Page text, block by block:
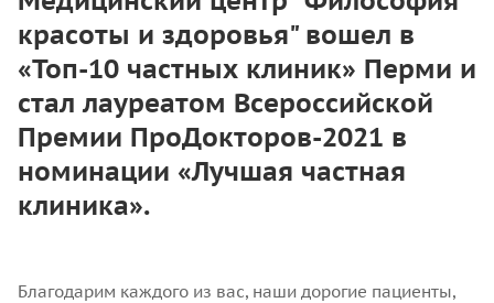
красоты и здоровья" вошел в
«Топ-10 частных клиник» Перми и
стал лауреатом Всероссийской
Премии ПроДокторов-2021 в
номинации «Лучшая частная
клиника».
Благодарим каждого из вас, наши дорогие пациенты,